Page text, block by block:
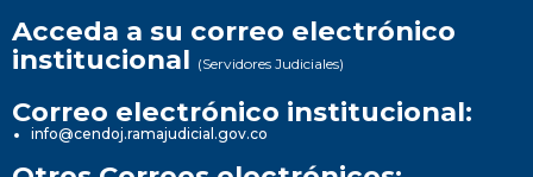
Acceda a su correo electrónico
institucional (Servidores Judiciales)
Correo electrónico institucional:
info@cendoj.ramajudicial.gov.co